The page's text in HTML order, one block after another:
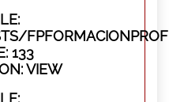
133
VIEW